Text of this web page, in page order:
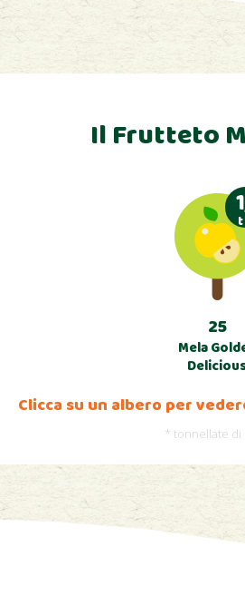
Il Frutteto
t
25
Mela
Clicca su un albero per
* tonnellate di